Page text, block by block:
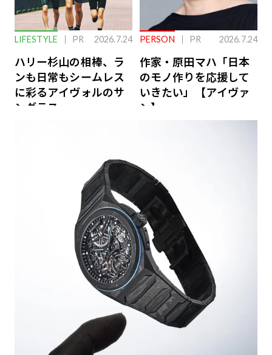
LIFESTYLE PR 2026.7.24
ハリー杉山の相棒、ラ
ンも日常もシームレス
に彩るアイヴォルのサ
ングラス
PERSON PR 2026.7.24
作家・原田マハ「日本
のモノ作りを応援して
いきたい」【アイヴァ
ン】